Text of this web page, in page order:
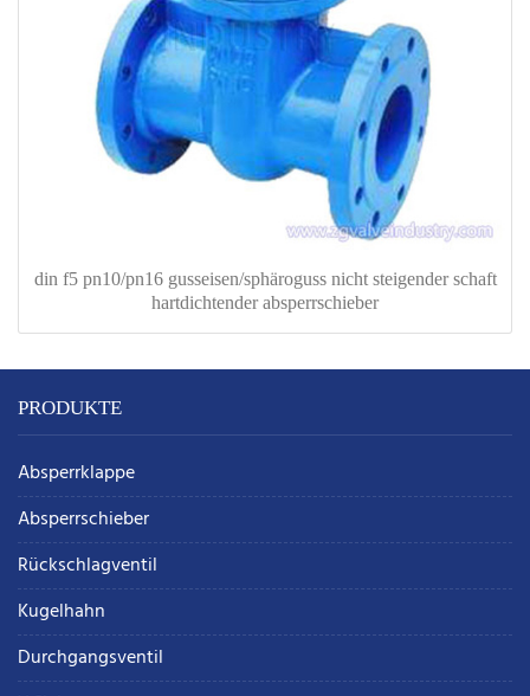
din f5 pn10/pn16 gusseisen/sphäroguss nicht steigender schaft
hartdichtender absperrschieber
PRODUKTE
Absperrklappe
Absperrschieber
Rückschlagventil
Kugelhahn
Durchgangsventil